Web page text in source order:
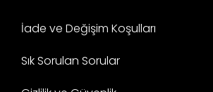
İade ve Değişim Koşulları
Sık Sorulan Sorular